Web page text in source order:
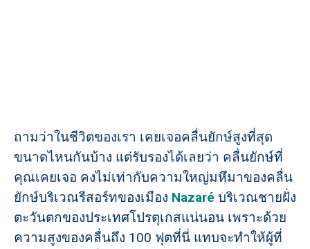
ถามว่าในชีวิตของเรา เคยเจอคลื่นยักษ์สูงที่สุด
ขนาดไหนกันบ้าง แต่รับรองได้เลยว่า คลื่นยักษ์ที่
คุณเคยเจอ คงไม่เท่ากับความใหญ่มหึมาของคลื่น
ยักษ์บริเวณรีสอร์ทของเมือง Nazaré บริเวณชายฝั่ง
ตะวันตกของประเทศโปรตุเกสแน่นอน เพราะด้วย
ความสูงของคลื่นถึง 100 ฟุตที่นี่ แทบจะทำให้ผู้ที่